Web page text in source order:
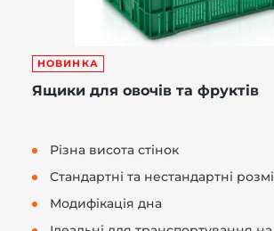
НОВИНКА
Ящики для овочів та фруктів
Різна висота стінок
Стандартні та нестандартні
Модифікація дна